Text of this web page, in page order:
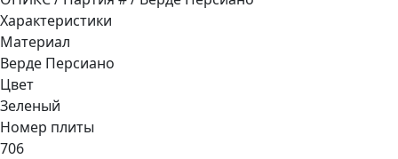
Характеристики
Материал
Верде Персиано
Цвет
Зеленый
Номер плиты
706